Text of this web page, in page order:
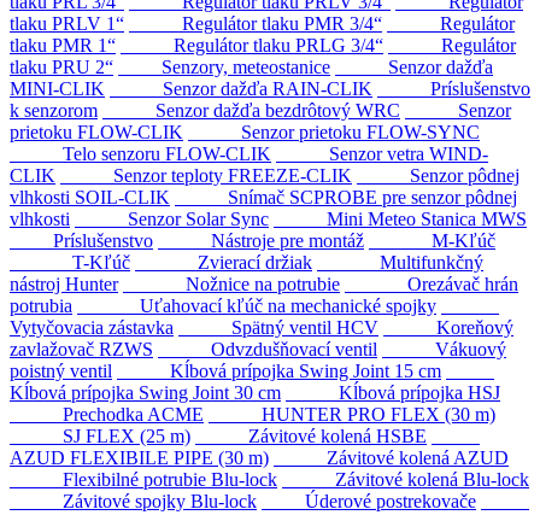
tlaku PRLV 1“
Regulátor tlaku PMR 3/4“
Regulátor
tlaku PMR 1“
Regulátor tlaku PRLG 3/4“
Regulátor
tlaku PRU 2“
Senzory, meteostanice
Senzor dažďa
MINI-CLIK
Senzor dažďa RAIN-CLIK
Príslušenstvo
k senzorom
Senzor dažďa bezdrôtový WRC
Senzor
prietoku FLOW-CLIK
Senzor prietoku FLOW-SYNC
Telo senzoru FLOW-CLIK
Senzor vetra WIND-
CLIK
Senzor teploty FREEZE-CLIK
Senzor pôdnej
vlhkosti SOIL-CLIK
Snímač SCPROBE pre senzor pôdnej
vlhkosti
Senzor Solar Sync
Mini Meteo Stanica MWS
Príslušenstvo
Nástroje pre montáž
M-Kľúč
T-Kľúč
Zvierací držiak
Multifunkčný
nástroj Hunter
Nožnice na potrubie
Orezávač hrán
potrubia
Uťahovací kľúč na mechanické spojky
Vytyčovacia zástavka
Spätný ventil HCV
Koreňový
zavlažovač RZWS
Odvzdušňovací ventil
Vákuový
poistný ventil
Kĺbová prípojka Swing Joint 15 cm
Kĺbová prípojka Swing Joint 30 cm
Kĺbová prípojka HSJ
Prechodka ACME
HUNTER PRO FLEX (30 m)
SJ FLEX (25 m)
Závitové kolená HSBE
AZUD FLEXIBILE PIPE (30 m)
Závitové kolená AZUD
Flexibilné potrubie Blu-lock
Závitové kolená Blu-lock
Závitové spojky Blu-lock
Úderové postrekovače